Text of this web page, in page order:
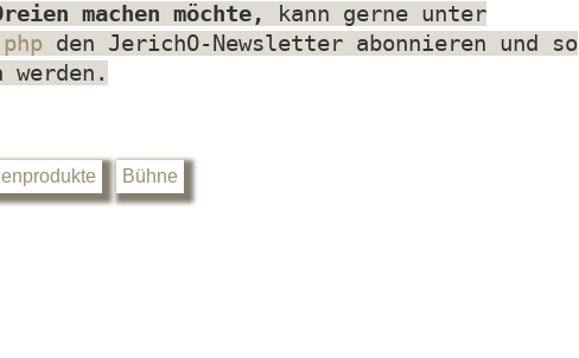
machen möchte,
kann gerne unter
den JerichO-Newsletter abonnieren und so
werden.
Bühne